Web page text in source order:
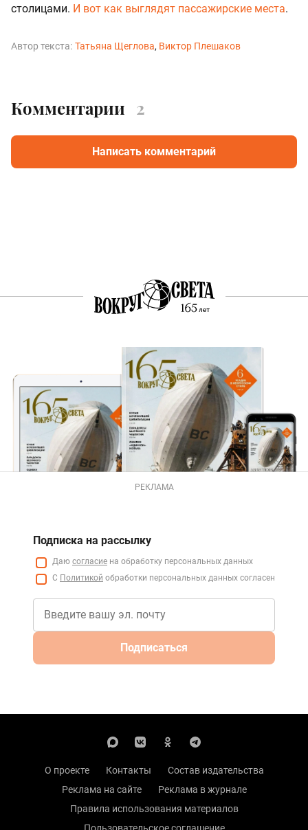
столицами. И вот как выглядят пассажирские места.
Автор текста: Татьяна Щеглова Виктор Плешаков
Комментарии 2
Написать комментарий
РЕКЛАМА
Подписка на рассылку
Даю согласие на обработку персональных данных
С Политикой обработки персональных данных согласен
Подписаться
О проекте Контакты
Состав издательства
Реклама на сайте
Реклама в журнале
Правила использования материалов